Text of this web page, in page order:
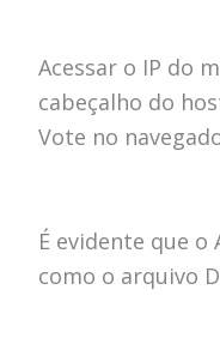
Acessar o IP do
cabeçalho do
Vote no
É evidente que
como o arquivo